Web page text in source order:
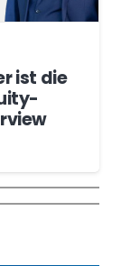
ist die